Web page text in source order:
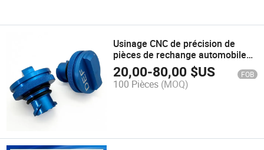
Usinage CNC de précision de
pièces de rechange automobiles
pour bouchon d'huile et
entretoise de capteur
20,00-80,00 $US FOB
100 Pièces (MOQ)